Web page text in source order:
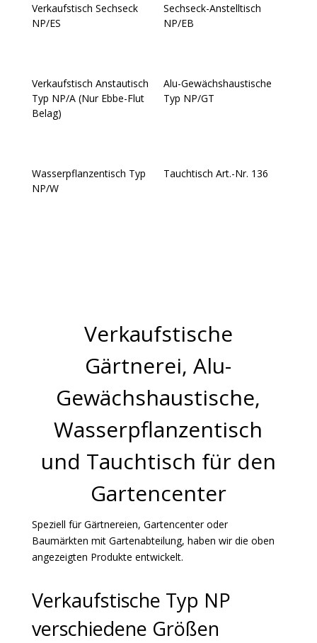
Verkaufstisch Sechseck
NP/ES
Sechseck-Anstelltisch
NP/EB
Verkaufstisch Anstautisch
Typ NP/A (Nur Ebbe-Flut
Belag)
Alu-Gewächshaustische
Typ NP/GT
Wasserpflanzentisch Typ
NP/W
Tauchtisch Art.-Nr. 136
Verkaufstische
Gärtnerei, Alu-
Gewächshaustische,
Wasserpflanzentisch
und Tauchtisch für den
Gartencenter
Speziell für Gärtnereien, Gartencenter oder
Baumärkten mit Gartenabteilung, haben wir die oben
angezeigten Produkte entwickelt.
Verkaufstische Typ NP
verschiedene Größen